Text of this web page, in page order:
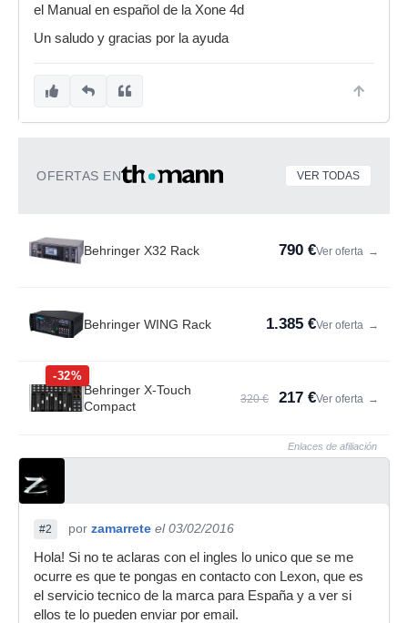
el Manual en español de la Xone 4d
Un saludo y gracias por la ayuda
OFERTAS EN VER TODAS
Behringer X32 Rack 790 €Ver oferta →
Behringer WING Rack 1.385 €Ver oferta →
-32%
Behringer X-Touch
Compact
320 € 217 €Ver oferta →
Enlaces de afiliación
#2 por zamarrete el 03/02/2016
Hola! Si no te aclaras con el ingles lo unico que se me
ocurre es que te pongas en contacto con Lexon, que es
el servicio tecnico de la marca para España y a ver si
ellos te lo pueden enviar por email.